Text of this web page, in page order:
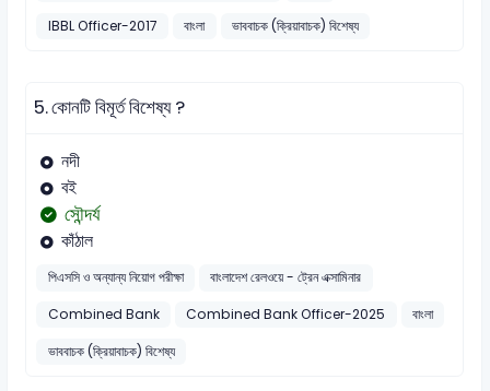
IBBL Officer-2017
বাংলা ভাববাচক (ক্রিয়াবাচক) বিশেষ্য
5.কোনটি বিমূর্ত বিশেষ্য ?
নদী
বই
সৌন্দর্য
কাঁঠাল
পিএসসি ও অন্যান্য নিয়োগ পরীক্ষা
বাংলাদেশ রেলওয়ে - ট্রেন এক্সামিনার
Combined Bank
Combined Bank Officer-2025
বাংলা
ভাববাচক (ক্রিয়াবাচক) বিশেষ্য